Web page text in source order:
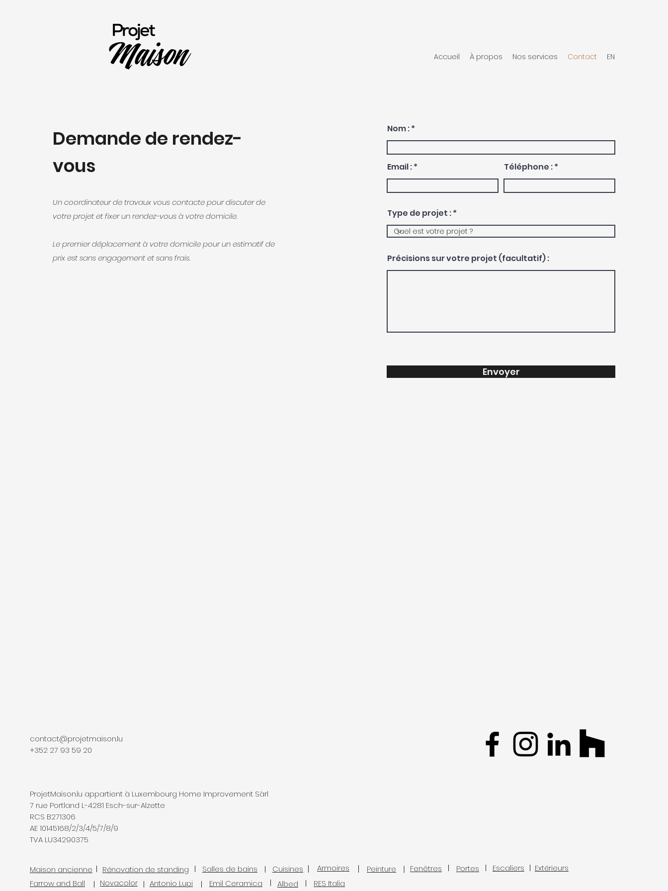
Accueil À propos Nos services Contact EN
Demande de rendez-
vous
Un coordinateur de travaux vous contacte pour discuter de
votre projet et fixer un rendez-vous à votre domicile.
Le premier déplacement à votre domicile pour un estimatif de
prix est sans engagement et sans frais.
Nom :
Email : Téléphone :
Type de projet :
Précisions sur votre projet (facultatif) :
Envoyer
contact@projetmaison.lu
+352 27 93 59 20
ProjetMaison.lu appartient à Luxembourg Home Improvement Sàrl
7 rue Portland L-4281 Esch-sur-Alzette
RCS B271306
AE 10145168/2/3/4/5/7/8/9
TVA LU34290375
Farrow and Ball
Salles de bains
Cuisines
Antonio Lupi
Emil Ceramica Albed
Armoires Fenêtres Portes Escaliers
Peinture
RES Italia
Novacolor
Rénovation de standing
Maison ancienne Extérieurs